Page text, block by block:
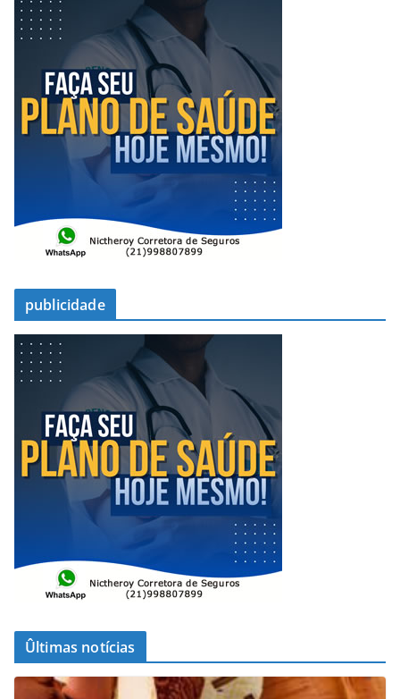
publicidade
Ûltimas notícias